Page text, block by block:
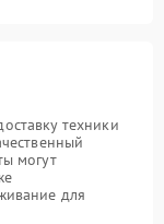
техники
могут
для